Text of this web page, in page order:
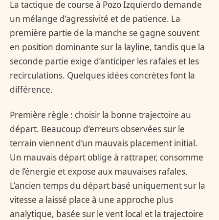
La tactique de course à Pozo Izquierdo demande
un mélange d’agressivité et de patience. La
première partie de la manche se gagne souvent
en position dominante sur la layline, tandis que la
seconde partie exige d’anticiper les rafales et les
recirculations. Quelques idées concrètes font la
différence.
Première règle : choisir la bonne trajectoire au
départ. Beaucoup d’erreurs observées sur le
terrain viennent d’un mauvais placement initial.
Un mauvais départ oblige à rattraper, consomme
de l’énergie et expose aux mauvaises rafales.
L’ancien temps du départ basé uniquement sur la
vitesse a laissé place à une approche plus
analytique, basée sur le vent local et la trajectoire